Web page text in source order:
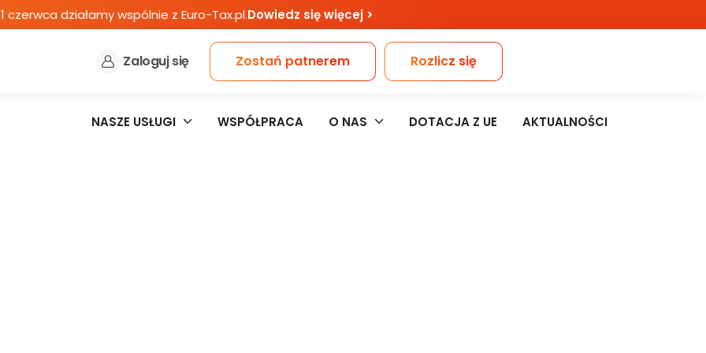
czerwca działamy wspólnie z Euro-Tax.pl.Dowiedz się więcej >
Zaloguj się Zostań patnerem Rozlicz się
NASZE USŁUGI WSPÓŁPRACA O NAS DOTACJA Z UE AKTUALNOŚCI